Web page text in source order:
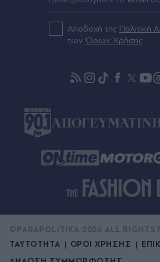
Πριν 51 λεπτά
Νορβηγία: Μυστήριο με
ταράνδων στο Σβάλμπαρντ - Οι
Αποδοχή της Πολιτική
τωνΌρων Χρήσης
ΤΑΥΤΟΤΗΤΑ ΟΡΟΙ ΧΡΗΣΗΣ
©PARAPOLITIKA 2026 ALL RIGHTS